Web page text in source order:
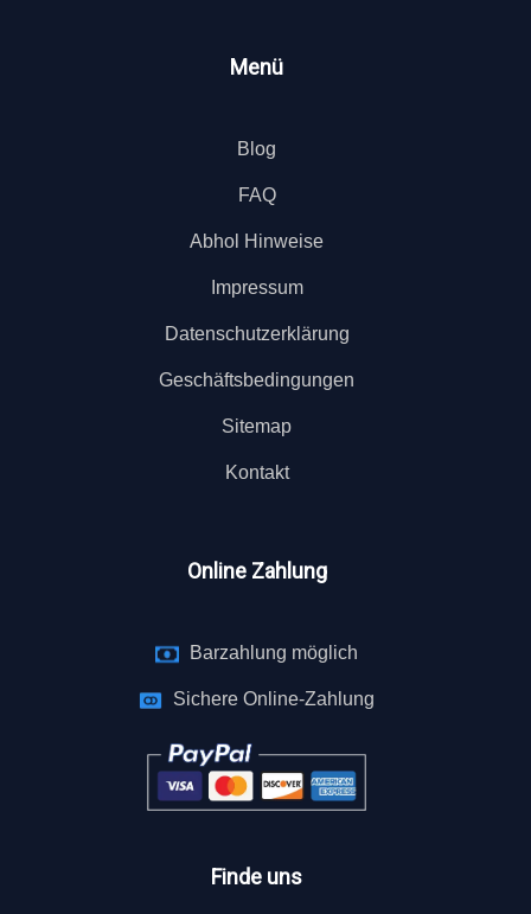
Menü
Blog
FAQ
Abhol Hinweise
Impressum
Datenschutzerklärung
Geschäftsbedingungen
Sitemap
Kontakt
Online Zahlung
Barzahlung möglich
Sichere Online-Zahlung
Finde uns